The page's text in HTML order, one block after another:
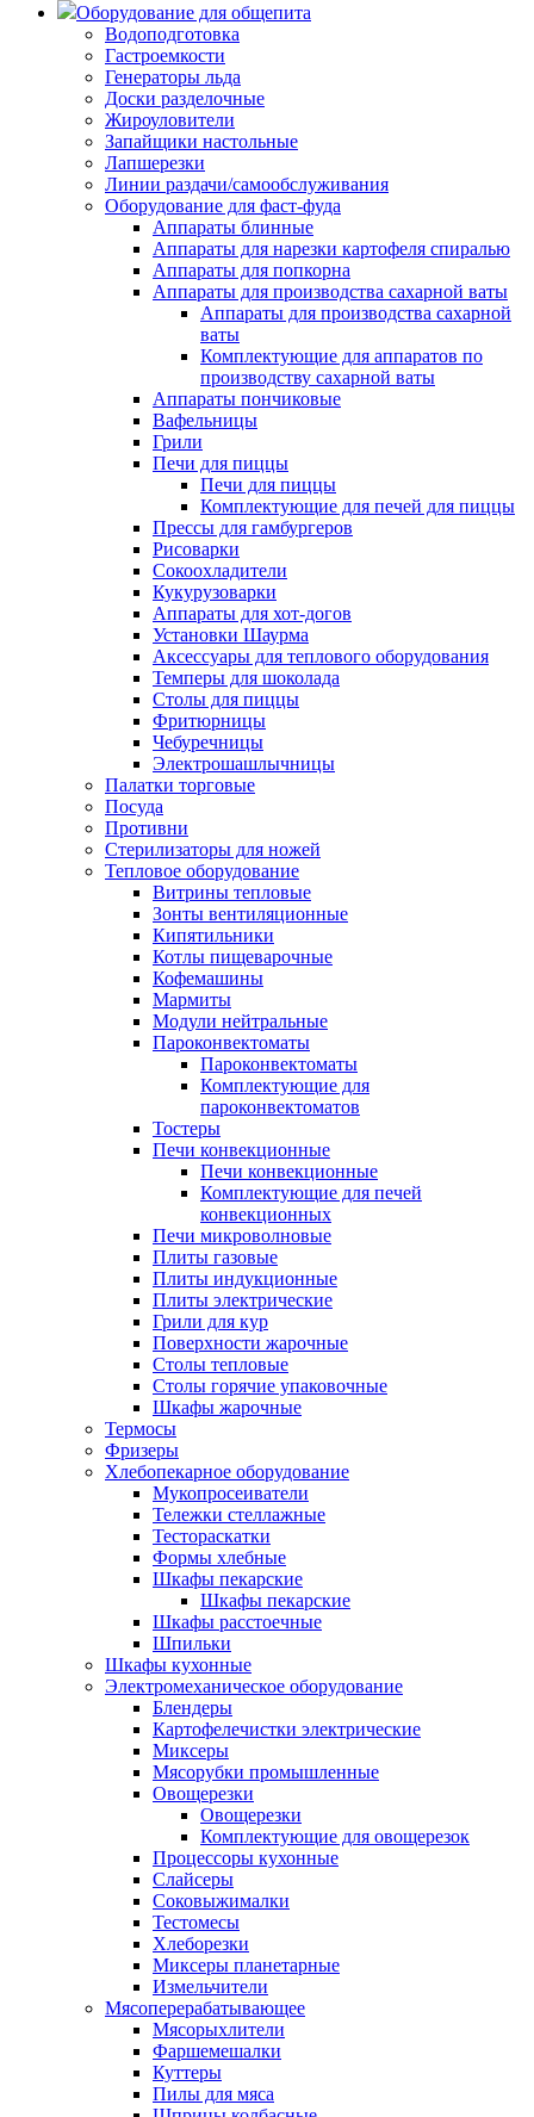
Оборудование для общепита
Водоподготовка
Гастроемкости
Генераторы льда
Доски разделочные
Жироуловители
Запайщики настольные
Лапшерезки
Линии раздачи/самообслуживания
Оборудование для фаст-фуда
Аппараты блинные
Аппараты для нарезки картофеля спиралью
Аппараты для попкорна
Аппараты для производства сахарной ваты
Аппараты для производства сахарной
ваты
Комплектующие для аппаратов по
производству сахарной ваты
Аппараты пончиковые
Вафельницы
Грили
Печи для пиццы
Печи для пиццы
Комплектующие для печей для пиццы
Прессы для гамбургеров
Рисоварки
Сокоохладители
Кукурузоварки
Аппараты для хот-догов
Установки Шаурма
Аксессуары для теплового оборудования
Темперы для шоколада
Столы для пиццы
Фритюрницы
Чебуречницы
Электрошашлычницы
Палатки торговые
Посуда
Противни
Стерилизаторы для ножей
Тепловое оборудование
Витрины тепловые
Зонты вентиляционные
Кипятильники
Котлы пищеварочные
Кофемашины
Мармиты
Модули нейтральные
Пароконвектоматы
Пароконвектоматы
Комплектующие для
пароконвектоматов
Тостеры
Печи конвекционные
Печи конвекционные
Комплектующие для печей
конвекционных
Печи микроволновые
Плиты газовые
Плиты индукционные
Плиты электрические
Грили для кур
Поверхности жарочные
Столы тепловые
Столы горячие упаковочные
Шкафы жарочные
Термосы
Фризеры
Хлебопекарное оборудование
Мукопросеиватели
Тележки стеллажные
Тестораскатки
Формы хлебные
Шкафы пекарские
Шкафы пекарские
Шкафы расстоечные
Шпильки
Шкафы кухонные
Электромеханическое оборудование
Блендеры
Картофелечистки электрические
Миксеры
Мясорубки промышленные
Овощерезки
Овощерезки
Комплектующие для овощерезок
Процессоры кухонные
Слайсеры
Соковыжималки
Тестомесы
Хлеборезки
Миксеры планетарные
Измельчители
Мясоперерабатывающее
Мясорыхлители
Фаршемешалки
Куттеры
Пилы для мяса